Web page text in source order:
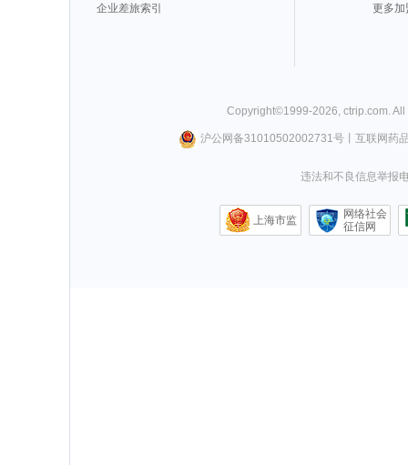
企业差旅索引
更多加
Copyright©1999-2026 ctrip.com .
沪公网备31010502002731号丨 互联网药
违法和不良信息举报
上海市监
网络社会
征信网